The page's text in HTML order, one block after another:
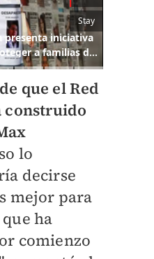
que el Red
construido
lo
decirse
mejor para
ha
comienzo